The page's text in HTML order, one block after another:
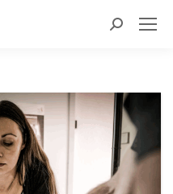
Recherche